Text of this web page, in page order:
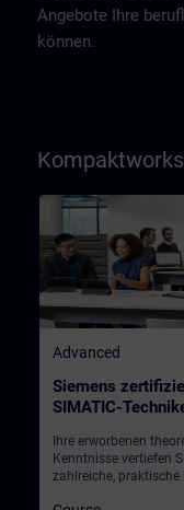
Angebote Ihre
können.
Advanced
Siemens
SIMATIC-
Test)
Ihre erworbenen
Kenntnisse vertiefen
zahlreiche, praktische